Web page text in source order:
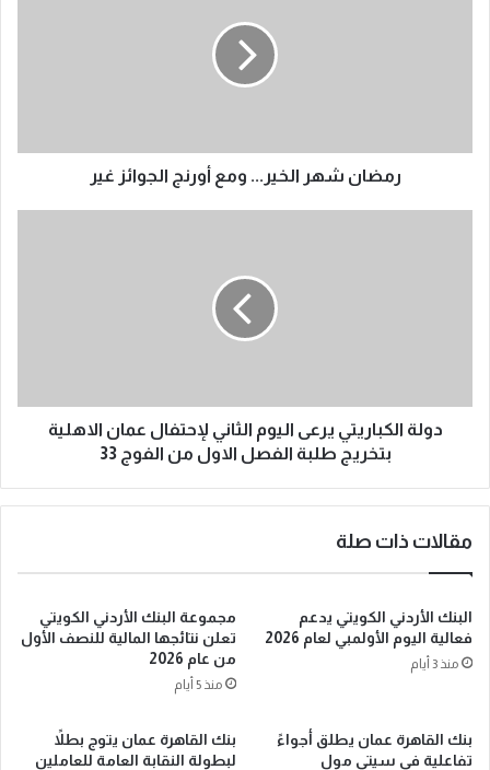
رمضان شهر الخير... ومع أورنج الجوائز غير
دولة الكباريتي يرعى اليوم الثاني لإحتفال عمان الاهلية
بتخريج طلبة الفصل الاول من الفوج 33
مقالات ذات صلة
البنك الأردني الكويتي يدعم
فعالية اليوم الأولمبي لعام 2026
منذ 3 أيام
مجموعة البنك الأردني الكويتي
تعلن نتائجها المالية للنصف الأول
من عام 2026
منذ 5 أيام
بنك القاهرة عمان يطلق أجواءً
تفاعلية في سيتي مول
بنك القاهرة عمان يتوج بطلاً
لبطولة النقابة العامة للعاملين